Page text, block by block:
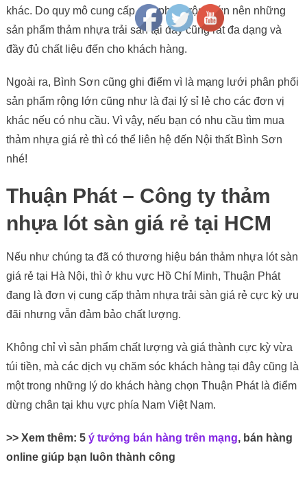
khác. Do quy mô cung cấp sản phẩm rộng lớn nên những
sản phẩm thảm nhựa trải sàn tại đây cũng rất đa dạng và
đầy đủ chất liệu đến cho khách hàng.
Ngoài ra, Bình Sơn cũng ghi điểm vì là mạng lưới phân phối
sản phẩm rộng lớn cũng như là đại lý sỉ lẻ cho các đơn vị
khác nếu có nhu cầu. Vì vậy, nếu bạn có nhu cầu tìm mua
thảm nhựa giá rẻ thì có thể liên hệ đến Nội thất Bình Sơn
nhé!
Thuận Phát – Công ty thảm
nhựa lót sàn giá rẻ tại HCM
Nếu như chúng ta đã có thương hiệu bán thảm nhựa lót sàn
giá rẻ tại Hà Nội, thì ở khu vực Hồ Chí Minh, Thuận Phát
đang là đơn vị cung cấp thảm nhựa trải sàn giá rẻ cực kỳ ưu
đãi nhưng vẫn đảm bảo chất lượng.
Không chỉ vì sản phẩm chất lượng và giá thành cực kỳ vừa
túi tiền, mà các dịch vụ chăm sóc khách hàng tại đây cũng là
một trong những lý do khách hàng chọn Thuận Phát là điểm
dừng chân tại khu vực phía Nam Việt Nam.
>> Xem thêm: 5 ý tưởng bán hàng trên mạng, bán hàng
online giúp bạn luôn thành công